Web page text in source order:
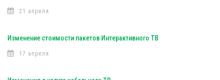
21 апреля
Изменение стоимости пакетов Интерактивного ТВ
17 апреля